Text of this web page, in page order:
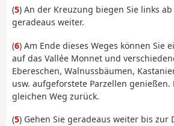
(5) An der Kreuzung biegen Sie links
geradeaus weiter.
(6) Am Ende dieses Weges können Sie
auf das Vallée Monnet und
Ebereschen, Walnussbäumen,
usw. aufgeforstete Parzellen genießen.
gleichen Weg zurück.
(5) Gehen Sie geradeaus weiter bis zur